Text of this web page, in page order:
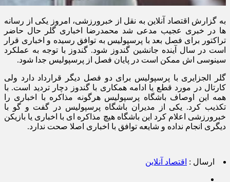
به گزارش اقتصاد آنلاین به نقل از خبرورزشی، امروز یکی از رسانه
ها در خبری عجیب مدعی شد محمدرضا اخباری گلر حال حاضر
تراکتور برای فصل بعد با پرسپولیس به توافق رسیده و اخباری قرار
است در سال آینده جانشین گندوز شود. گندوز با توجه به عملکرد
سینوسی اش ممکن است در پایان فصل از پرسپولیس جدا شود.
گلر الجزایری با پرسپولیس برای دو فصل دیگر قرارداد دارد ولی
کارتال در مورد قطع یا ادامه همکاری با گندوز دچار تردید است. با
همه این اوصاف باشگاه پرسپولیس هرگونه مذاکره با اخباری را
تکذیب کرد. یکی از مدیران باشگاه پرسپولیس در گفت و گو با
خبرورزشی اعلام کرد این باشگاه هیچ مذاکره ای با اخباری یا بازیکن
دیگری انجام نداده و شایعه توافق با اخباری اصلا صحت ندارد.
ارسال : اقتصاد آنلاین